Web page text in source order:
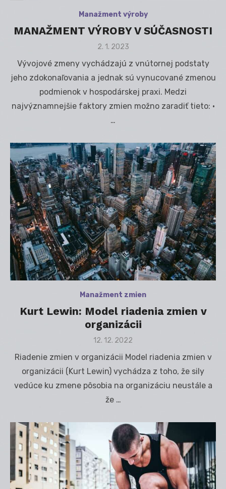
Manažment výroby
MANAŽMENT VÝROBY V SÚČASNOSTI
Posted
2. 1. 2023
Vývojové zmeny vychádzajú z vnútornej podstaty
jeho zdokonaľovania a jednak sú vynucované zmenou
podmienok v hospodárskej praxi. Medzi
najvýznamnejšie faktory zmien možno zaradiť tieto: •
…
Manažment zmien
Kurt Lewin: Model riadenia zmien v
organizácii
Posted
12. 12. 2022
Riadenie zmien v organizácii Model riadenia zmien v
organizácii (Kurt Lewin) vychádza z toho, že sily
vedúce ku zmene pôsobia na organizáciu neustále a
že …